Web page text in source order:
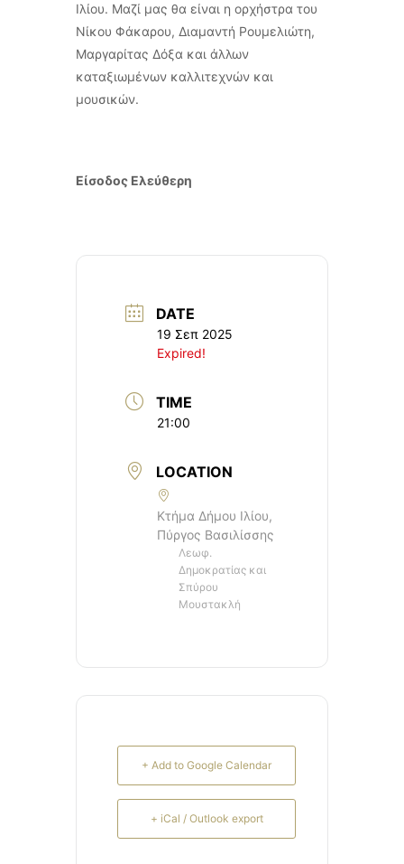
Ιλίου. Μαζί μας θα είναι η ορχήστρα του
Νίκου Φάκαρου, Διαμαντή Ρουμελιώτη,
Μαργαρίτας Δόξα και άλλων
καταξιωμένων καλλιτεχνών και
μουσικών.
Είσοδος Ελεύθερη
DATE
19 Σεπ 2025
Expired!
TIME
21:00
LOCATION
Κτήμα Δήμου Ιλίου,
Πύργος Βασιλίσσης
Λεωφ.
Δημοκρατίας και
Σπύρου
Μουστακλή
+ Add to Google Calendar
+ iCal / Outlook export